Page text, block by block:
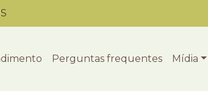
Perguntas frequentes Mídia